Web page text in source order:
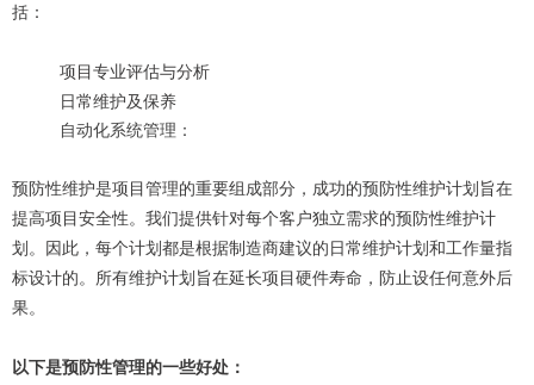
括：
项目专业评估与分析
日常维护及保养
自动化系统管理：
预防性维护是项目管理的重要组成部分，成功的预防性维护计划旨在
提高项目安全性。我们提供针对每个客户独立需求的预防性维护计
划。因此，每个计划都是根据制造商建议的日常维护计划和工作量指
标设计的。所有维护计划旨在延长项目硬件寿命，防止设任何意外后
果。
以下是预防性管理的一些好处：